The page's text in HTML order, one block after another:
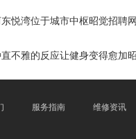
悦湾位于城市中枢昭觉招聘
不雅的反应让健身变得愈加
服务指南 维修资讯